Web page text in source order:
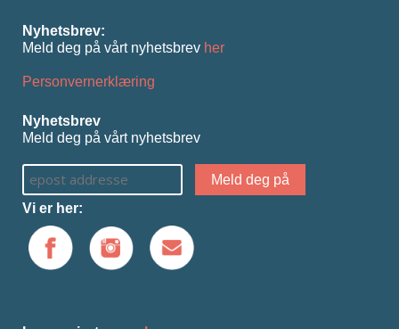
Nyhetsbrev:
Meld deg på vårt nyhetsbrev her
Personvernerklæring
Nyhetsbrev
Meld deg på vårt nyhetsbrev
Vi er her: